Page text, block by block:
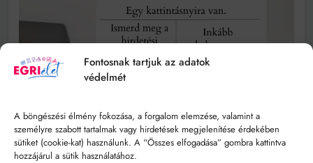
Fontosnak tartjuk az adatok
védelmét
A böngészési élmény fokozása, a forgalom elemzése, valamint a
személyre szabott tartalmak vagy hirdetések megjelenítése érdekében
sütiket (cookie-kat) használunk. A “Összes elfogadása” gombra kattintva
hozzájárul a sütik használatához.